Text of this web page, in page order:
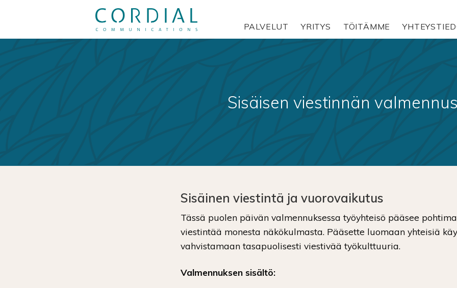
PALVELUT YRITYS TÖITÄMME
Sisäisen viestinnän
Sisäinen viestintä ja vuorovaikutus
Tässä puolen päivän valmennuksessa työyhteisö pääsee
viestintää monesta näkökulmasta. Pääsette luomaan yhteisiä
vahvistamaan tasapuolisesti viestivää työkulttuuria.
Valmennuksen sisältö: